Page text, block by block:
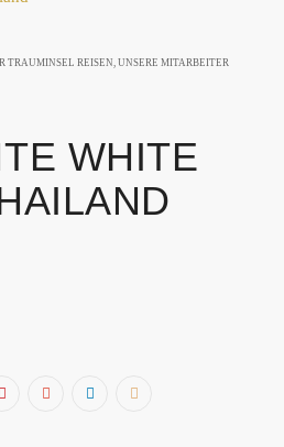
TRAUMINSEL REISEN, UNSERE MITARBEITER
WHITE
PinterestGoogle+LinkedInE-